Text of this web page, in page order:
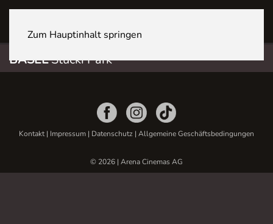
Zum Hauptinhalt springen
BASELStücki Park
Kontakt| Impressum | Datenschutz | Allgemeine Geschäftsbedingungen
© 2026 | Arena Cinemas AG